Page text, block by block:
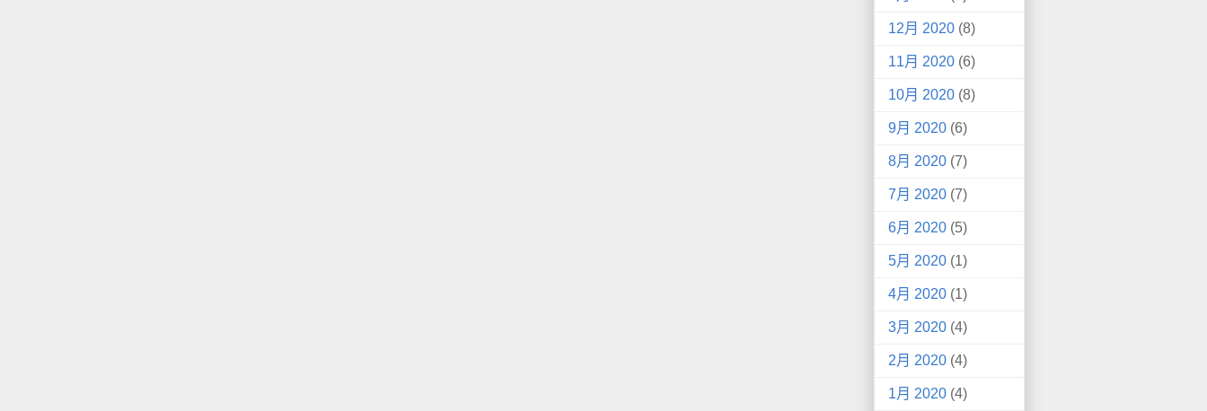
12月 2020 (8)
11月 2020 (6)
10月 2020 (8)
9月 2020 (6)
8月 2020 (7)
7月 2020 (7)
6月 2020 (5)
5月 2020 (1)
4月 2020 (1)
3月 2020 (4)
2月 2020 (4)
1月 2020 (4)